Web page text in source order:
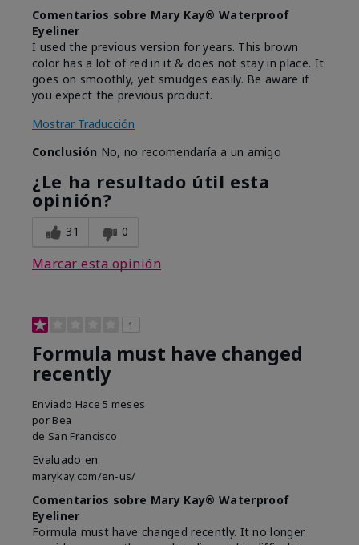
Comentarios sobre Mary Kay® Waterproof
Eyeliner
I used the previous version for years. This brown
color has a lot of red in it & does not stay in place. It
goes on smoothly, yet smudges easily. Be aware if
you expect the previous product.
Mostrar Traducción
Conclusión No, no recomendaría a un amigo
¿Le ha resultado útil esta
opinión?
31 0
Marcar esta opinión
1
Formula must have changed
recently
Enviado Hace 5 meses
por Bea
de San Francisco
Evaluado en
marykay.com/en-us/
Comentarios sobre Mary Kay® Waterproof
Eyeliner
Formula must have changed recently. It no longer